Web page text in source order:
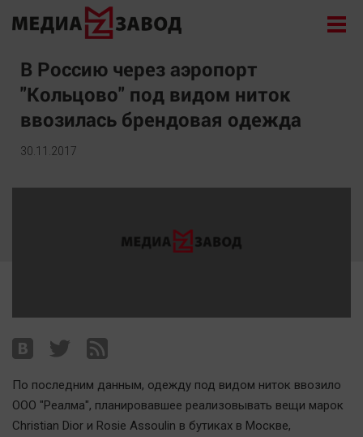
Новости
Экономика
Происшествия
Общество
Архив
Наша победа
Общество
Политика
В Россию через аэропорт
"Кольцово" под видом ниток
ввозилась брендовая одежда
30.11.2017
По последним данным, одежду под видом ниток ввозило
ООО "Реалма", планировавшее реализовывать вещи марок
Christian Dior и Rosie Assoulin в бутиках в Москве,